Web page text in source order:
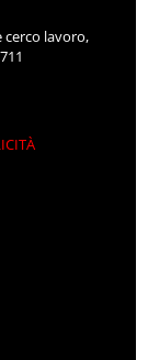
cerco lavoro,